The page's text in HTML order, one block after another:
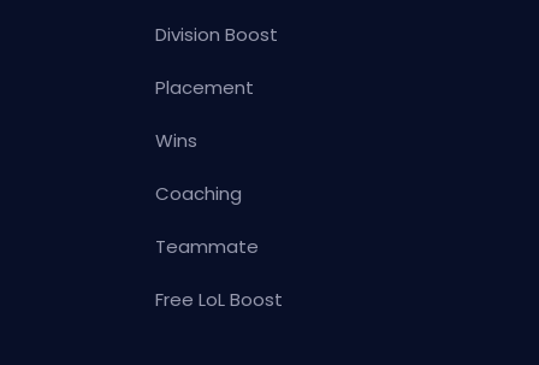
Division Boost
Placement
Wins
Coaching
Teammate
Free LoL Boost